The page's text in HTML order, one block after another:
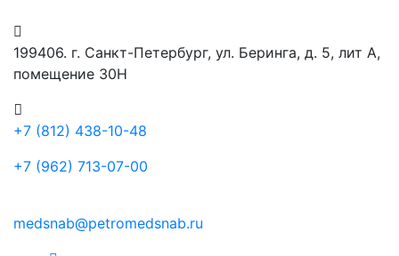
199406. г. Санкт-Петербург, ул. Беринга, д. 5, лит А,
помещение 30Н
+7 (812) 438-10-48
+7 (962) 713-07-00
medsnab@petromedsnab.ru